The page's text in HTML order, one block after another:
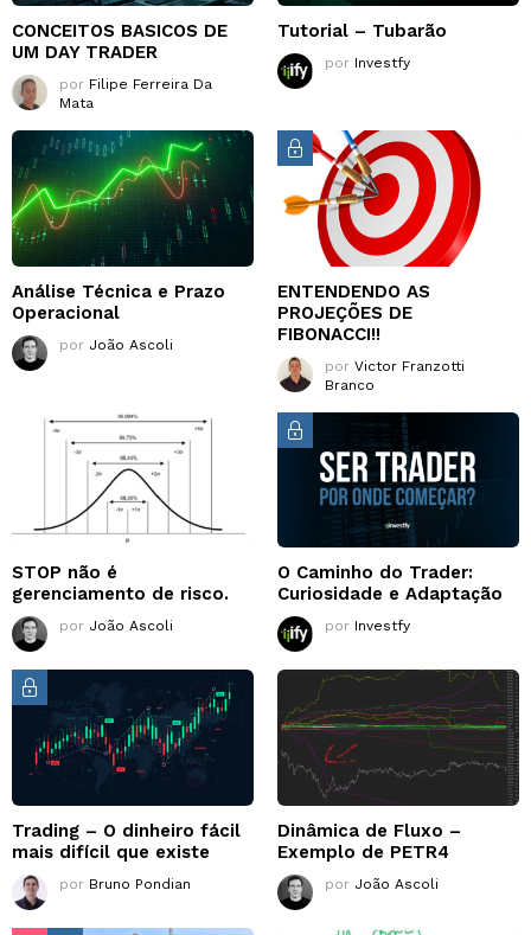
CONCEITOS BASICOS DE
UM DAY TRADER
por Filipe Ferreira Da
Mata
Tutorial – Tubarão
por Investfy
Análise Técnica e Prazo
Operacional
por João Ascoli
ENTENDENDO AS
PROJEÇÕES DE
FIBONACCI!!
por Victor Franzotti
Branco
STOP não é
gerenciamento de risco.
por João Ascoli
O Caminho do Trader:
Curiosidade e Adaptação
por Investfy
Trading – O dinheiro fácil
mais difícil que existe
por Bruno Pondian
Dinâmica de Fluxo –
Exemplo de PETR4
por João Ascoli